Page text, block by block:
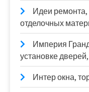
Идеи
отделочных
Империя
установке
Интер окна,